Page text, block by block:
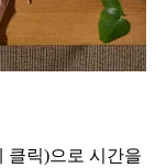
클릭)으로 시간을